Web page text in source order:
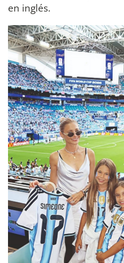
en inglés.